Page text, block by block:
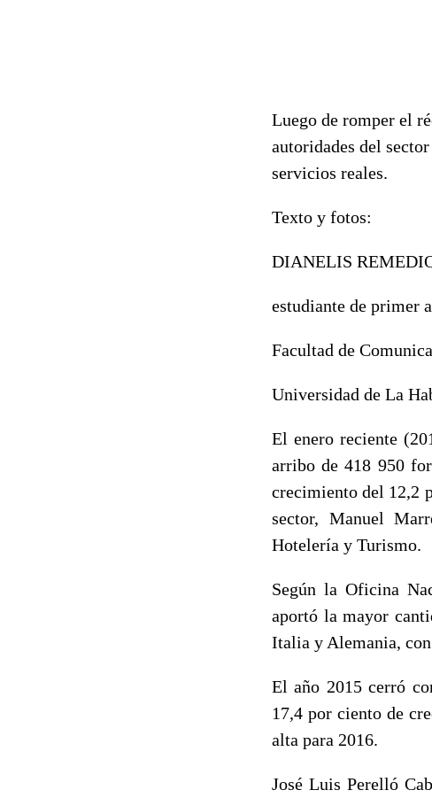
Luego de romper el
autoridades del
servicios reales.
Texto y fotos:
DIANELIS
estudiante de primer
Facultad de
Universidad de La
El enero reciente
arribo de 418 950
crecimiento del 12,2
sector, Manuel
Hotelería y Turismo.
Según la Oficina
aportó la mayor
Italia y Alemania,
El año 2015 cerró
17,4 por ciento de
alta para 2016.
José Luis Perelló